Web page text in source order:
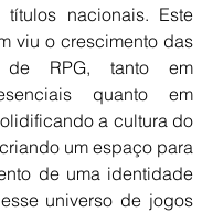
títulos nacionais. Este
viu o crescimento das
de RPG, tanto em
quanto em
a cultura do
um espaço para
de uma identidade
universo de jogos